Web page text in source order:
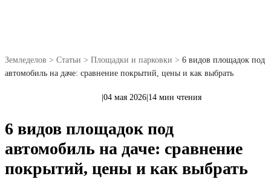
Земледелов > Статьи > Площадки и парковки > 6 видов площадок под
автомобиль на даче: сравнение покрытий, цены и как выбрать
|04 мая 2026|14 мин чтения
6 видов площадок под
автомобиль на даче: сравнение
покрытий, цены и как выбрать